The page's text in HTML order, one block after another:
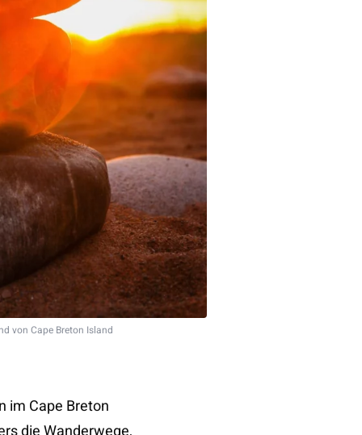
von Cape Breton Island
im Cape Breton